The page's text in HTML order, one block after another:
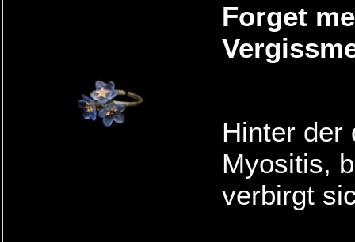
Forget
Hinter der
Myositis,
verbirgt